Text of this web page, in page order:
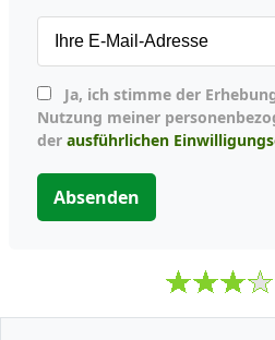
Nutzung meiner
der ausführlichen
Absenden